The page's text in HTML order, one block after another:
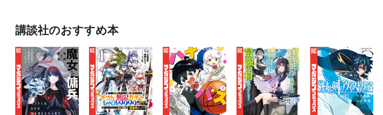
講談社のおすすめ本